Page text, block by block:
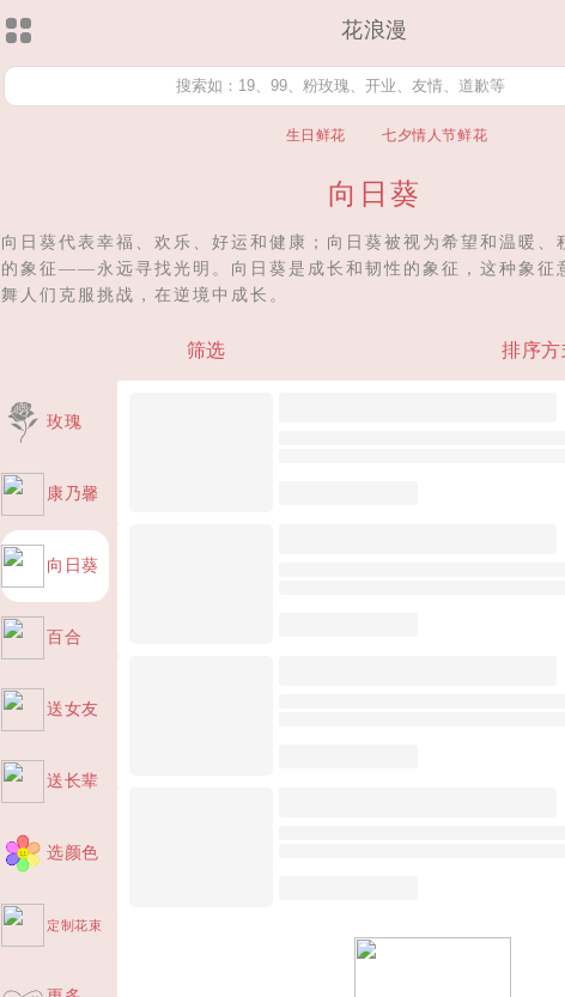
花浪漫
生日鲜花 七夕情人节鲜花
向日葵
向日葵代表幸福、欢乐、好运和健康；向日葵被视为希望和温暖、
的象征——永远寻找光明。向日葵是成长和韧性的象征，这种象征
舞人们克服挑战，在逆境中成长。
筛选 排序方
玫瑰
康乃馨
向日葵
百合
送女友
送长辈
选颜色
定制花束